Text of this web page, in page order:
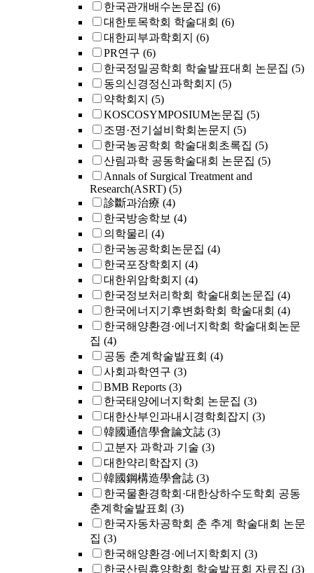
한국관개배수논문집 (6)
대한토목학회 학술대회 (6)
대한피부과학회지 (6)
PR연구 (6)
한국정밀공학회 학술발표대회 논문집 (5)
동의신경정신과학회지 (5)
약학회지 (5)
KOSCOSYMPOSIUM논문집 (5)
조명·전기설비학회논문지 (5)
한국농공학회 학술대회초록집 (5)
산림과학 공동학술대회 논문집 (5)
Annals of Surgical Treatment and
Research(ASRT) (5)
診斷과治療 (4)
한국방송학보 (4)
의학물리 (4)
한국농공학회논문집 (4)
한국포장학회지 (4)
대한위암학회지 (4)
한국정보처리학회 학술대회논문집 (4)
한국에너지기후변화학회 학술대회 (4)
한국해양환경·에너지학회 학술대회논문
집 (4)
공동 춘계학술발표회 (4)
사회과학연구 (3)
BMB Reports (3)
한국태양에너지학회 논문집 (3)
대한산부인과내시경학회잡지 (3)
韓國通信學會論文誌 (3)
고분자 과학과 기술 (3)
대한약리학잡지 (3)
韓國鋼構造學會誌 (3)
한국물환경학회·대한상하수도학회 공동
춘계학술발표회 (3)
한국자동차공학회 춘 추계 학술대회 논문
집 (3)
한국해양환경·에너지학회지 (3)
한국산림휴양학회 학술발표회 자료집 (3)